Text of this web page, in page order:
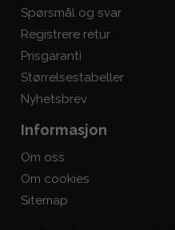
Spørsmål og svar
Registrere retur
Prisgaranti
Størrelsestabeller
Nyhetsbrev
Informasjon
Om oss
Om cookies
Sitemap